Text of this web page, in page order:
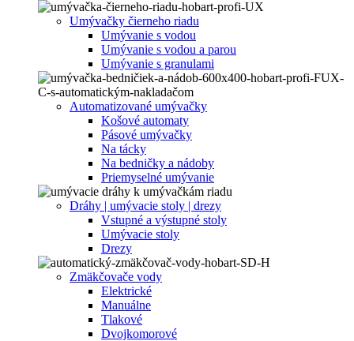
Umývačky čierneho riadu
Umývanie s vodou
Umývanie s vodou a parou
Umývanie s granulami
Automatizované umývačky
Košové automaty
Pásové umývačky
Na tácky
Na bedničky a nádoby
Priemyselné umývanie
Dráhy | umývacie stoly | drezy
Vstupné a výstupné stoly
Umývacie stoly
Drezy
Zmäkčovače vody
Elektrické
Manuálne
Tlakové
Dvojkomorové